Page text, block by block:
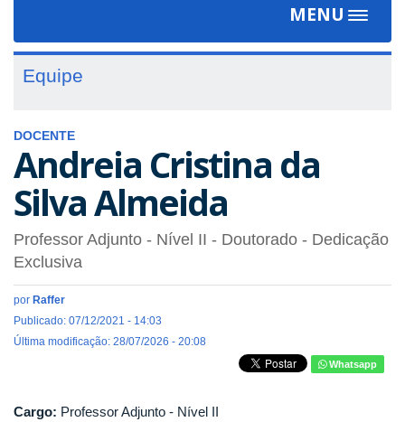
MENU
Toggle
Equipe
DOCENTE
Andreia Cristina da
Silva Almeida
Professor Adjunto - Nível II - Doutorado - Dedicação
Exclusiva
por Raffer
Publicado: 07/12/2021 - 14:03
Última modificação: 28/07/2026 - 20:08
Whatsapp
Cargo: Professor Adjunto - Nível II